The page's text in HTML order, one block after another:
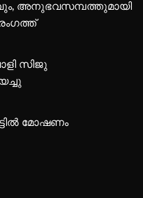
അനുഭവസമ്പത്തുമായി
സിജു
മോഷണം